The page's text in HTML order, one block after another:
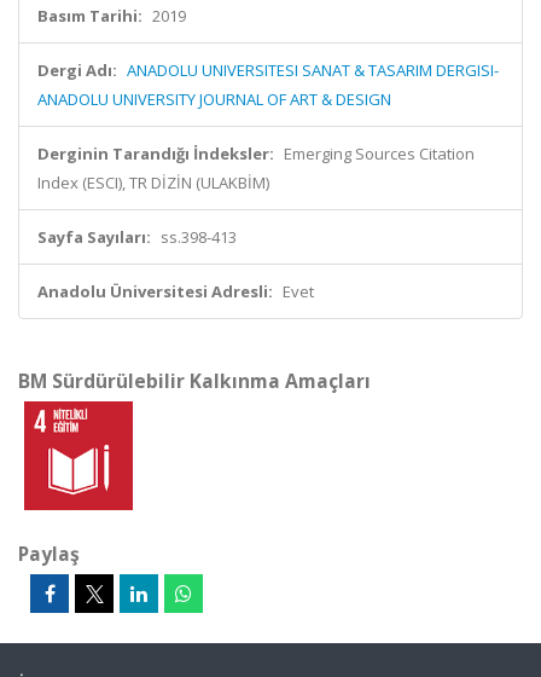
Basım Tarihi: 2019
Dergi Adı: ANADOLU UNIVERSITESI SANAT & TASARIM DERGISI-
ANADOLU UNIVERSITY JOURNAL OF ART & DESIGN
Derginin Tarandığı İndeksler: Emerging Sources Citation
Index (ESCI), TR DİZİN (ULAKBİM)
Sayfa Sayıları: ss.398-413
Anadolu Üniversitesi Adresli: Evet
BM Sürdürülebilir Kalkınma Amaçları
Paylaş